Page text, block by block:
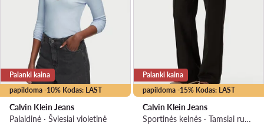
papildoma -10% Kodas: LAST
Palanki kaina
Calvin Klein Jeans
Palaidinė · Šviesiai violetinė
papildoma -15% Kodas: LAST
Palanki kaina
Calvin Klein Jeans
Sportinės kelnės · Tamsiai ruda · Relaxed Fit